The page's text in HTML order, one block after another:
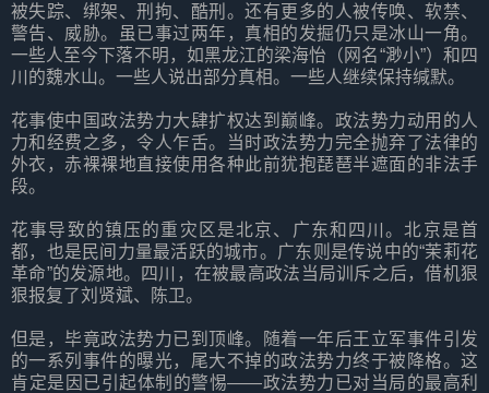
被失踪、绑架、刑拘、酷刑。还有更多的人被传唤、软禁、
警告、威胁。虽已事过两年，真相的发掘仍只是冰山一角。
一些人至今下落不明，如黑龙江的梁海怡（网名“渺小”）和四
川的魏水山。一些人说出部分真相。一些人继续保持缄默。
花事使中国政法势力大肆扩权达到巅峰。政法势力动用的人
力和经费之多，令人乍舌。当时政法势力完全抛弃了法律的
外衣，赤裸裸地直接使用各种此前犹抱琵琶半遮面的非法手
段。
花事导致的镇压的重灾区是北京、广东和四川。北京是首
都，也是民间力量最活跃的城市。广东则是传说中的“茉莉花
革命”的发源地。四川，在被最高政法当局训斥之后，借机狠
狠报复了刘贤斌、陈卫。
但是，毕竟政法势力已到顶峰。随着一年后王立军事件引发
的一系列事件的曝光，尾大不掉的政法势力终于被降格。这
肯定是因已引起体制的警惕——政法势力已对当局的最高利